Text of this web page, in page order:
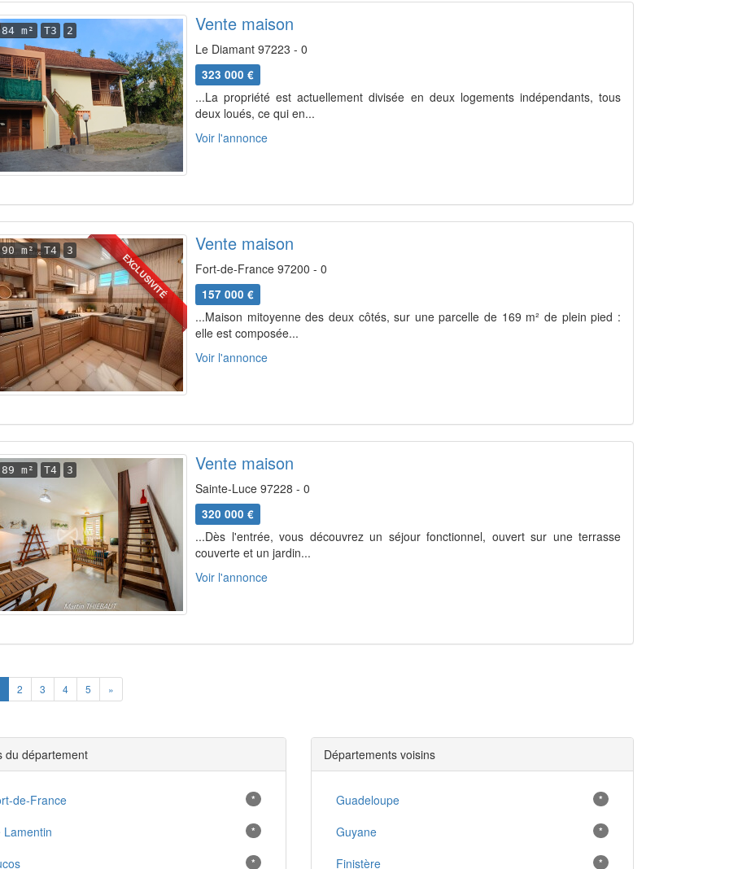
84 m² T3 2 Vente maison
Le Diamant 97223 - 0
323 000 €
...La propriété est actuellement divisée en deux logements indépendants, tous
deux loués, ce qui en...
Voir l'annonce
EXCLUSIVITÉ
90 m² T4 3 Vente maison
Fort-de-France 97200 - 0
157 000 €
...Maison mitoyenne des deux côtés, sur une parcelle de 169 m² de plein pied :
elle est composée...
Voir l'annonce
89 m² T4 3 Vente maison
Sainte-Luce 97228 - 0
320 000 €
...Dès l'entrée, vous découvrez un séjour fonctionnel, ouvert sur une terrasse
couverte et un jardin...
Voir l'annonce
2 3 4 5 »
du département
de-France *
Lamentin *
*
Départements voisins
Guadeloupe *
Guyane *
Finistère *